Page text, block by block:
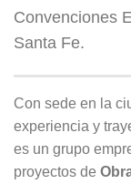
Convenciones
Santa Fe.
Con sede en la
experiencia y
es un grupo
proyectos de